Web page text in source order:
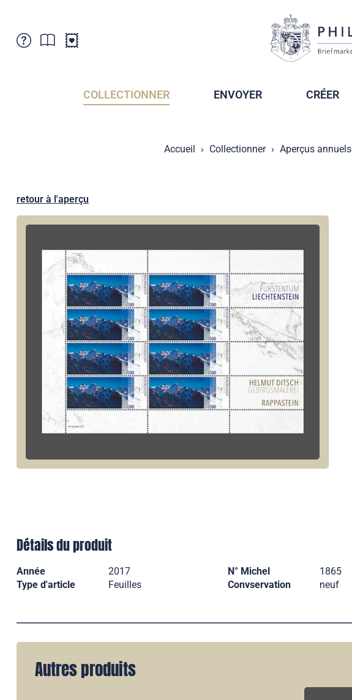
Points de vente
AbonnementCOLLECTIONNER ENVOYER CRÉER
Accueil Collectionner Aperçus annuels
retour à l'aperçu
Détails du produit
Année 2017 N° Michel
1865
Type d'article
Feuilles Convservation neuf
Autres produits